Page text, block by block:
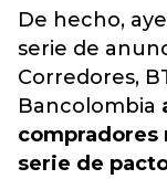
De hecho,
serie de
Corredores,
Bancolombia
compradores
serie de